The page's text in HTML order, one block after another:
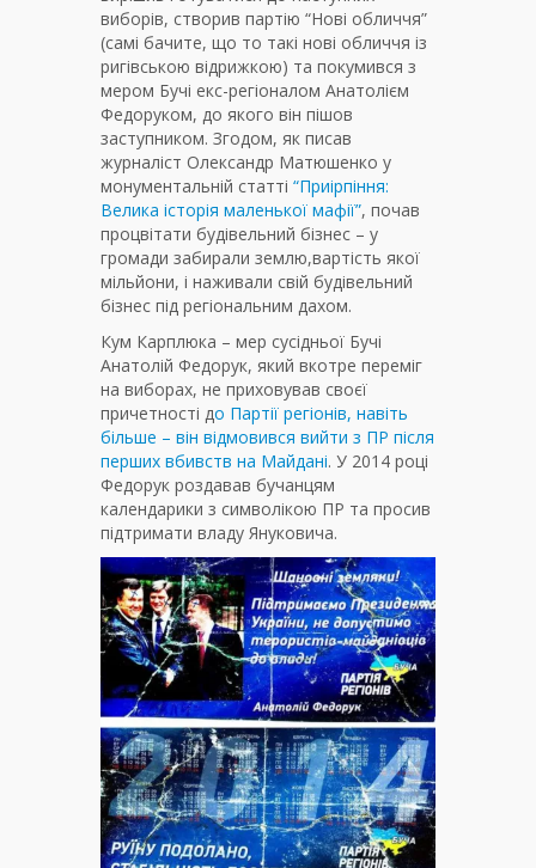
виборів, створив партію “Нові обличчя”
(самі бачите, що то такі нові обличчя із
ригівською відрижкою) та покумився з
мером Бучі екс-регіоналом Анатолієм
Федоруком, до якого він пішов
заступником. Згодом, як писав
журналіст Олександр Матюшенко у
монументальній статті “Приірпіння:
Велика історія маленької мафії”, почав
процвітати будівельний бізнес – у
громади забирали землю,вартість якої
мільйони, і наживали свій будівельний
бізнес під регіональним дахом.
Кум Карплюка – мер сусідньої Бучі
Анатолій Федорук, який вкотре переміг
на виборах, не приховував своєї
причетності до Партії регіонів, навіть
більше – він відмовився вийти з ПР після
перших вбивств на Майдані. У 2014 році
Федорук роздавав бучанцям
календарики з символікою ПР та просив
підтримати владу Януковича.